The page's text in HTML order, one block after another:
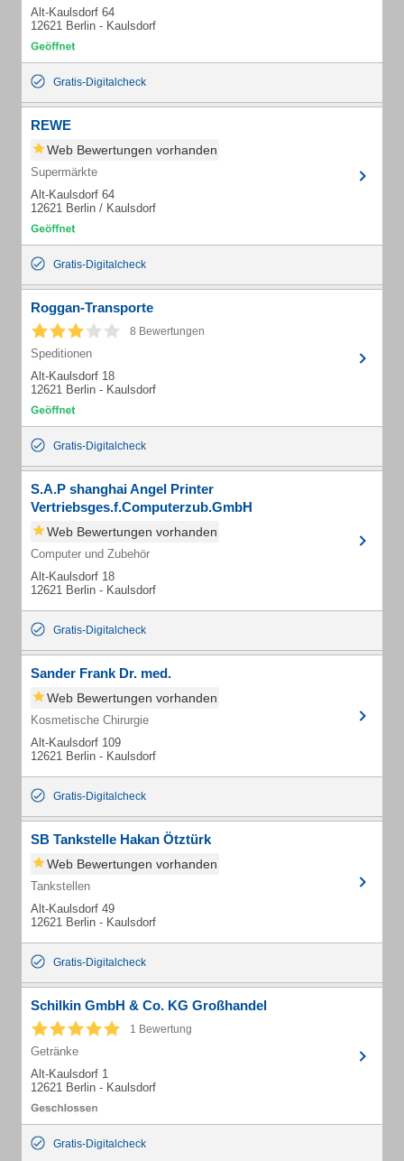
Alt-Kaulsdorf 64
12621 Berlin - Kaulsdorf
Gratis-Digitalcheck
REWE
Web Bewertungen vorhanden
Supermärkte
Alt-Kaulsdorf 64
12621 Berlin / Kaulsdorf
Gratis-Digitalcheck
Roggan-Transporte
8 Bewertungen
Speditionen
Alt-Kaulsdorf 18
12621 Berlin - Kaulsdorf
Gratis-Digitalcheck
S.A.P shanghai Angel Printer
Vertriebsges.f.Computerzub.GmbH
Web Bewertungen vorhanden
Computer und Zubehör
Alt-Kaulsdorf 18
12621 Berlin - Kaulsdorf
Gratis-Digitalcheck
Sander Frank Dr. med.
Web Bewertungen vorhanden
Kosmetische Chirurgie
Alt-Kaulsdorf 109
12621 Berlin - Kaulsdorf
Gratis-Digitalcheck
SB Tankstelle Hakan Ötztürk
Web Bewertungen vorhanden
Tankstellen
Alt-Kaulsdorf 49
12621 Berlin - Kaulsdorf
Gratis-Digitalcheck
Schilkin GmbH & Co. KG Großhandel
1 Bewertung
Getränke
Alt-Kaulsdorf 1
12621 Berlin - Kaulsdorf
Gratis-Digitalcheck